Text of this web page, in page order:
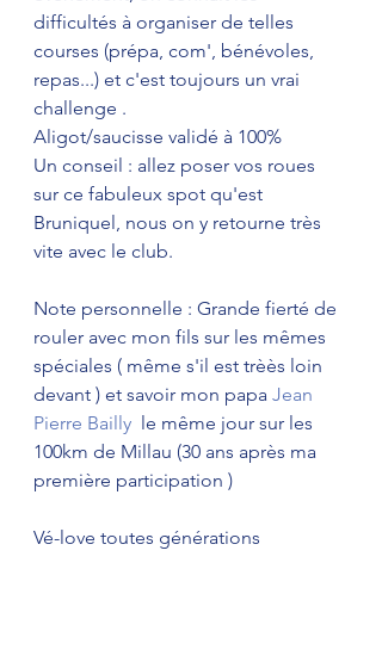
difficultés à organiser de telles
courses (prépa, com', bénévoles,
repas...) et c'est toujours un vrai
challenge .
Aligot/saucisse validé à 100%
Un conseil : allez poser vos roues
sur ce fabuleux spot qu'est
Bruniquel, nous on y retourne très
vite avec le club.
Note personnelle : Grande fierté de
rouler avec mon fils sur les mêmes
spéciales ( même s'il est trèès loin
devant ) et savoir mon papa Jean
Pierre Bailly
  le même jour sur les
100km de Millau (30 ans après ma
première participation )
Vé-love toutes générations